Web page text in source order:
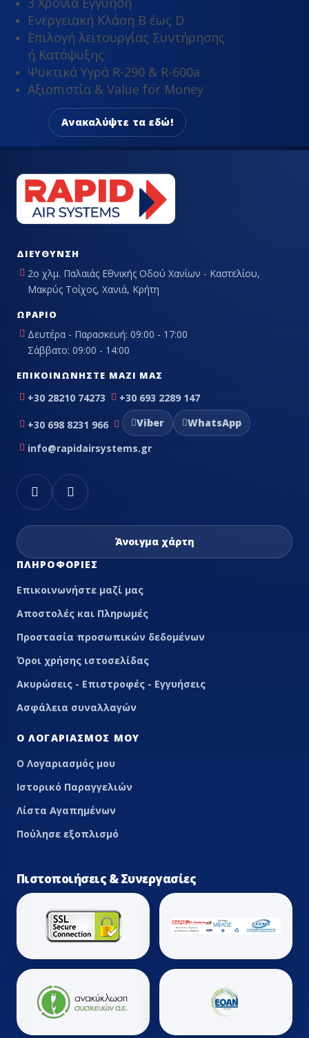
Ενεργειακή Κλάση Β έως D
Επιλογή λειτουργίας Συντήρησης
ή Κατάψυξης
Ψυκτικά Υγρά R-290 & R-600a
Αξιοπιστία & Value for Money
Ανακαλύψτε τα εδώ!
ΔΙΕΎΘΥΝΣΗ
2ο χλμ. Παλαιάς Εθνικής Οδού Χανίων - Καστελίου,
Μακρύς Τοίχος, Χανιά, Κρήτη
ΩΡΆΡΙΟ
Δευτέρα - Παρασκευή: 09:00 - 17:00
Σάββατο: 09:00 - 14:00
ΕΠΙΚΟΙΝΩΝΉΣΤΕ ΜΑΖΊ ΜΑΣ
+30 28210 74273 +30 693 2289 147
+30 698 8231 966 Viber
WhatsApp
info@rapidairsystems.gr
Άνοιγμα χάρτη
ΠΛΗΡΟΦΟΡΊΕΣ
Επικοινωνήστε μαζί μας
Αποστολές και Πληρωμές
Προστασία προσωπικών δεδομένων
Όροι χρήσης ιστοσελίδας
Ακυρώσεις - Επιστροφές - Εγγυήσεις
Ασφάλεια συναλλαγών
Ο ΛΟΓΑΡΙΑΣΜΌΣ ΜΟΥ
Ο Λογαριασμός μου
Ιστορικό Παραγγελιών
Λίστα Αγαπημένων
Πούλησε εξοπλισμό
Πιστοποιήσεις & Συνεργασίες